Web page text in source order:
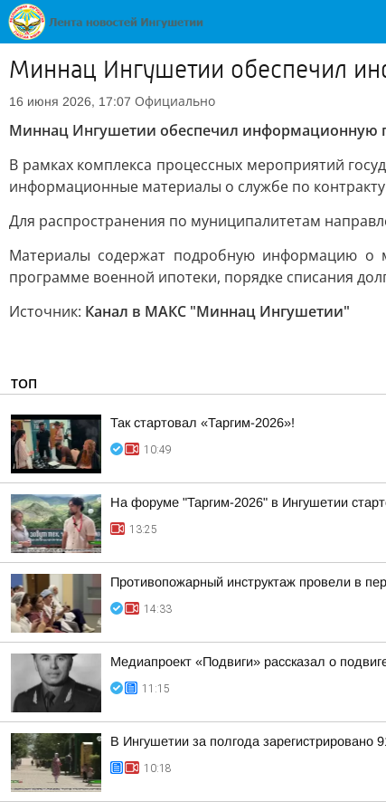
Миннац Ингушетии обеспечил
16 июня 2026, 17:07 Официально
Миннац Ингушетии обеспечил информационную
В рамках комплекса процессных мероприятий
информационные материалы о службе по
Для распространения по муниципалитетам
Материалы содержат подробную информацию о
программе военной ипотеки, порядке списания
Источник: Канал в МАКС "Миннац Ингушетии"
ТОП
Так стартовал «Таргим-2026»!
10:49
На форуме "Таргим-2026" в Ингушетии
13:25
Противопожарный инструктаж провели в
14:33
Медиапроект «Подвиги» рассказал о
11:15
В Ингушетии за полгода зарегистрировано
10:18